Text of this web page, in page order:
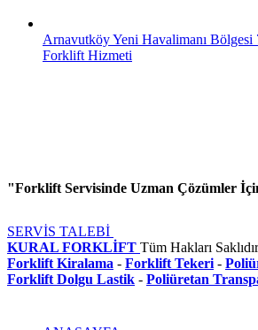
Arnavutköy Yeni Havalimanı
Forklift Hizmeti
"Forklift Servisinde Uzman Çözümler
SERVİS TALEBİ
KURAL FORKLİFT Tüm Hakları
Forklift Kiralama - Forklift Tekeri -
Forklift Dolgu Lastik - Poliüretan